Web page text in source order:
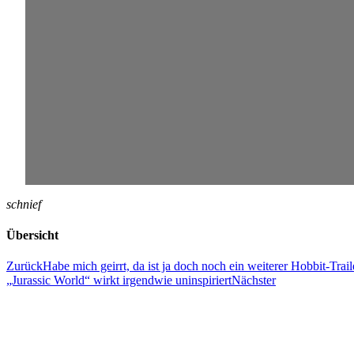
schnief
Übersicht
ZurückHabe mich geirrt, da ist ja doch noch ein weiterer Hobbit-
„Jurassic World“ wirkt irgendwie uninspiriertNächster